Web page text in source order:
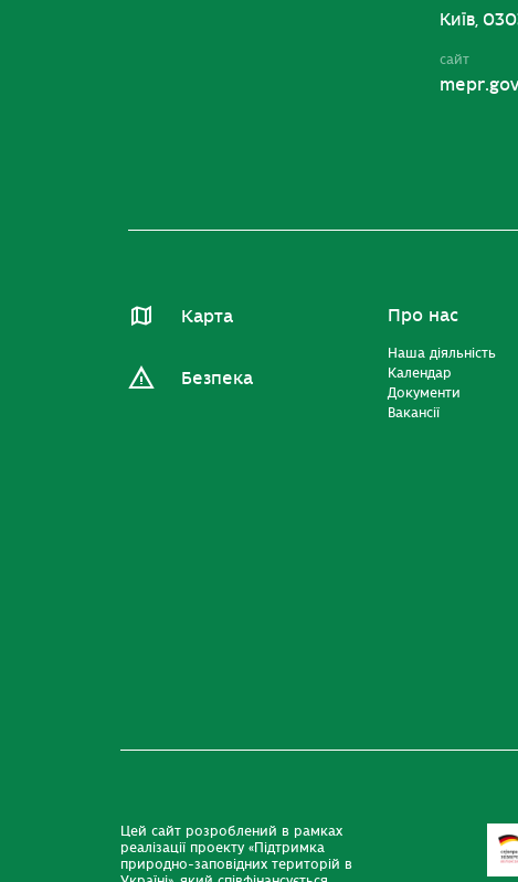
Київ,
сайт
Карта
Безпека
Про нас
Наша діяльність
Календар
Документи
Вакансії
Цей сайт розроблений в рамках
реалізації проекту «Підтримка
природно-заповідних територій в